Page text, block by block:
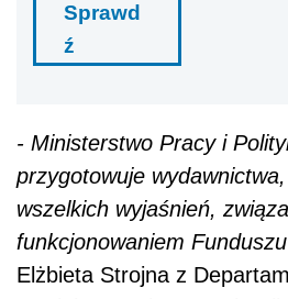
Sprawd
ź
- Ministerstwo Pracy i
przygotowuje
wszelkich wyjaśnień,
funkcjonowaniem Funduszu
Elżbieta Strojna z